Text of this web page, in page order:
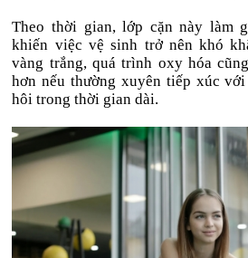
Theo thời gian, lớp cặn này làm
khiến việc vệ sinh trở nên khó
vàng trắng, quá trình oxy hóa
hơn nếu thường xuyên tiếp xúc
hôi trong thời gian dài.